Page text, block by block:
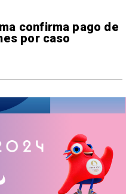
confirma pago de
por caso